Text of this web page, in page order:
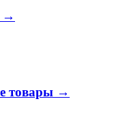
→
товары →